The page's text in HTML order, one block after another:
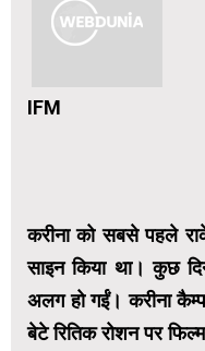
IFM
करीना को सबसे पहले
साइन किया था। कुछ
अलग हो गईं। करीना
बेटे रितिक रोशन पर